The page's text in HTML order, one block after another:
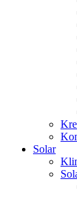
Solar